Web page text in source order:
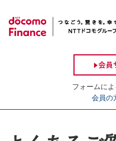
フォームに
会員の